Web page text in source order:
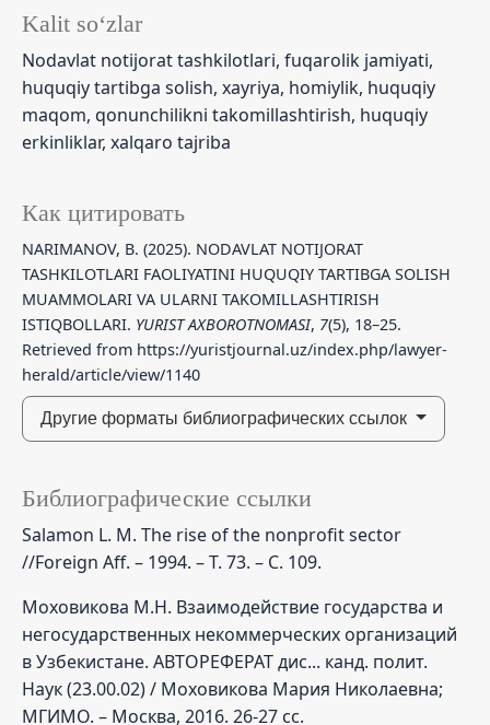
Kalit so‘zlar
Nodavlat notijorat tashkilotlari, fuqarolik jamiyati,
huquqiy tartibga solish, xayriya, homiylik, huquqiy
maqom, qonunchilikni takomillashtirish, huquqiy
erkinliklar, xalqaro tajriba
Как цитировать
NARIMANOV, B. (2025). NODAVLAT NOTIJORAT
TASHKILOTLARI FAOLIYATINI HUQUQIY TARTIBGA SOLISH
MUAMMOLARI VA ULARNI TAKOMILLASHTIRISH
ISTIQBOLLARI. YURIST AXBOROTNOMASI, 7(5), 18–25.
Retrieved from https://yuristjournal.uz/index.php/lawyer-
herald/article/view/1140
Другие форматы библиографических ссылок
Библиографические ссылки
Salamon L. M. The rise of the nonprofit sector
//Foreign Aff. – 1994. – Т. 73. – С. 109.
Моховикова М.Н. Взаимодействие государства и
негосударственных некоммерческих организаций
в Узбекистане. АВТОРЕФЕРАТ дис... канд. полит.
Наук (23.00.02) / Моховикова Мария Николаевна;
МГИМО. – Москва, 2016. 26-27 сс.